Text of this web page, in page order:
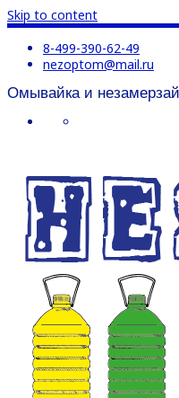
Skip to content
8-499-390-62-49
nezoptom@mail.ru
Омывайка и